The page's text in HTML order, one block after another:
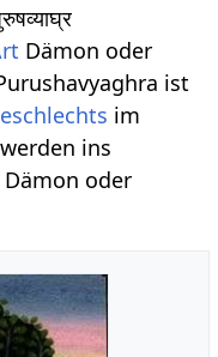
Dämon oder
ist
im
ins
oder